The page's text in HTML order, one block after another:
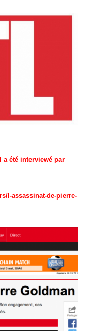
a été interviewé par
l-assassinat-de-pierre-